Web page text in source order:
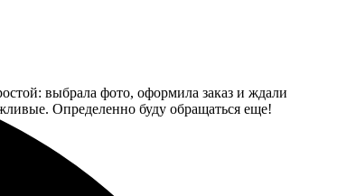
выбрала фото, оформила заказ и ждали
Определенно буду обращаться еще!